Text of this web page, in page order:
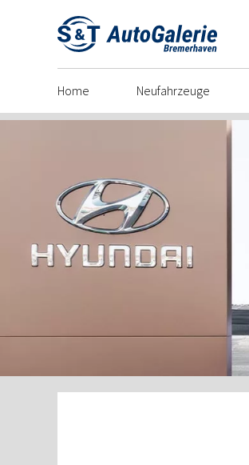
Home Neufahrzeuge